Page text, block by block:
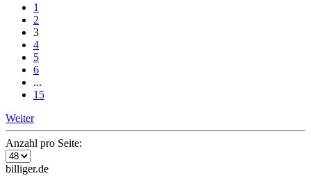
1
2
3
4
5
6
...
15
Weiter
Anzahl pro Seite:
billiger.de